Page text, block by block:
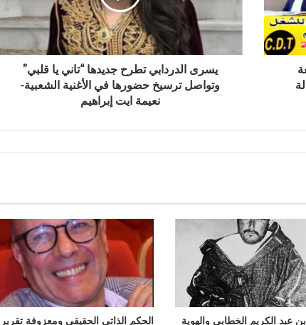
يسرى الدردابي تطرح جديدها “تاني يا قلبي”
وتواصل ترسيخ حضورها في الأغنية الشعبية-
نعيمة ايت إبراهيم
عبد الكريم الخطابي والهوية الحكم الذاتي الحقيقي ومعزوفة تقرير